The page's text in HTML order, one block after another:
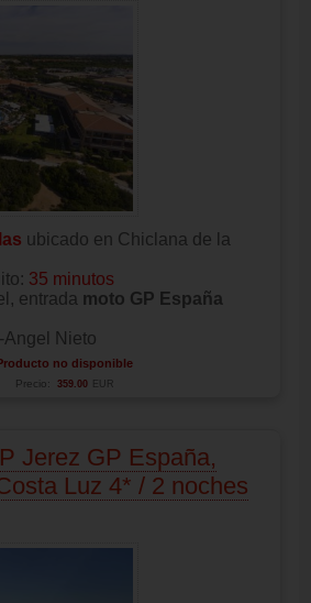
ubicado en Chiclana de la
35 minutos
entrada moto GP España
Angel Nieto
no disponible
Precio: 359.00 EUR
Jerez GP España,
Luz 4* / 2 noches